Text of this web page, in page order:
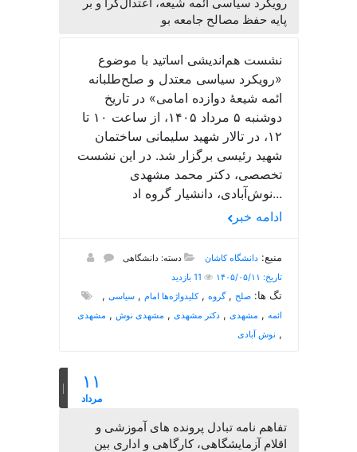
پایه حفظ مصالح جامعه بو
نشست هم‌اندیشی اساتید با موضوع
«رویکرد سیاسی معتدل و صلح‌طلبانه
ائمه شیعۀ دوازده امامی» در تاریخ
دوشنبه ۵ مرداد ۱۴۰۵، از ساعت ۱۰ تا
۱۲، در تالار شهید سلیمانی ساختمان
شهید رئیسی برگزار شد. در این نشست
تخصصی، دکتر محمد مشهدی
نوش‌آبادی، دانشیار گروه اد...
ادامه خبر
منبع:دانشگاه کاشان
دسته: دانشگاهی
تاریخ: ۱۴۰۵/۰۵/۱۱
تگ ها:صلح ,گروه ,کلیدواژه‌ها امام ,سیاسی ,
ائمه , مشهدی ,دکتر مشهدی , مشهدی نوش , مشهدی
نوش آبادی ,
۱۱
مرداد
تفاهم نامه تبادل پرونده‌ های آموزشی و
اقلام آزمایشگاهی، کارگاهی و اداری بین